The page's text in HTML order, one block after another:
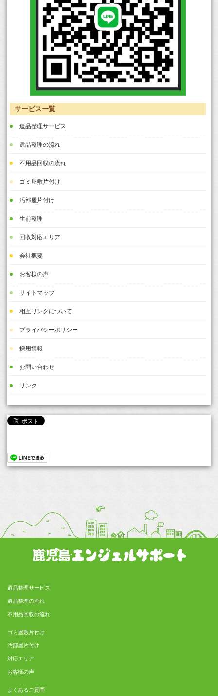
サービス一覧
遺品整理サービス
遺品整理の流れ
不用品回収の流れ
ゴミ屋敷片付け
汚部屋片付け
生前整理
回収対応エリア
会社概要
お客様の声
サイトマップ
相互リンクについて
プライバシーポリシー
採用情報
お問い合わせ
リンク
遺品整理サービス
遺品整理の流れ
不用品回収の流れ
ゴミ屋敷片付け
汚部屋片付け
対応エリア
お客様の声
よくあるご質問